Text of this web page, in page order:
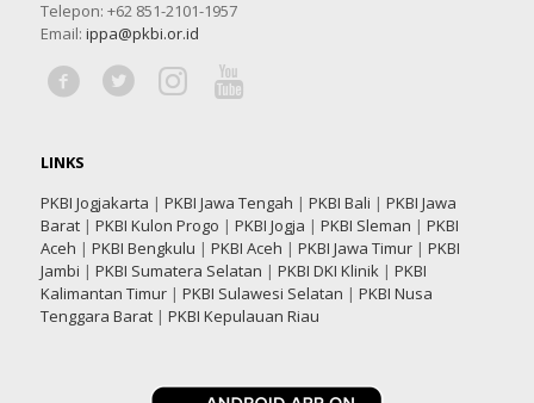
Telepon: +62 851-2101-1957
Email: ippa@pkbi.or.id
LINKS
PKBI Jogjakarta | PKBI Jawa Tengah | PKBI Bali | PKBI Jawa
Barat| PKBI Kulon Progo | PKBI Jogja | PKBI Sleman | PKBI
Aceh | PKBI Bengkulu | PKBI Aceh | PKBI Jawa Timur| PKBI
Jambi | PKBI Sumatera Selatan | PKBI DKI Klinik | PKBI
Kalimantan Timur| PKBI Sulawesi Selatan | PKBI Nusa
Tenggara Barat| PKBI Kepulauan Riau